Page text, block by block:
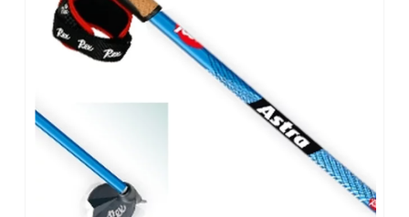
images
gallery